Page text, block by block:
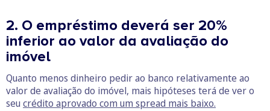
2. O empréstimo deverá ser 20%
inferior ao valor da avaliação do
imóvel
Quanto menos dinheiro pedir ao banco relativamente ao
valor de avaliação do imóvel, mais hipóteses terá de ver o
seu crédito aprovado com um spread mais baixo.